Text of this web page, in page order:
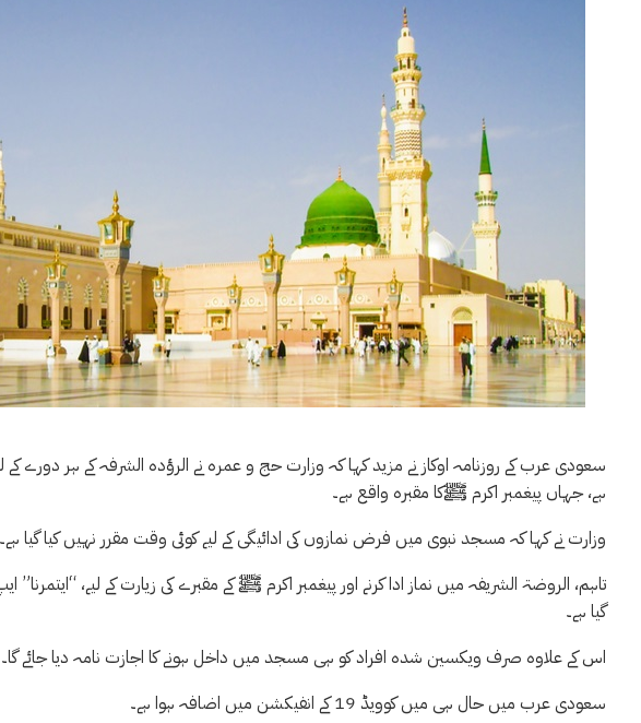
ہے، جہاں پیغمبر اکرم ﷺکا مقبرہ واقع ہے۔
وزارت نے کہا کہ مسجد نبوی میں فرض نمازوں کی ادائیگی کے لیے کوئی وقت مقرر نہیں کیا گیا ہے۔
تاہم، الروضۃ الشریفہ میں نماز ادا کرنے اور پیغمبر اکرم ﷺ کے مقبرے کی زیارت کے لیے،
گیا ہے۔
اس کے علاوہ صرف ویکسین شدہ افراد کو ہی مسجد میں داخل ہونے کا اجازت نامہ دیا جائے گا۔
سعودی عرب میں حال ہی میں کوویڈ 19 کے انفیکشن میں اضافہ ہوا ہے۔